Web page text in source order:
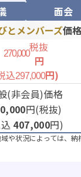
面会
とメンバーズ価格
270,000税抜
円
込297,000円)
(非会員)価格
円(税抜)
407,000円)
状況によっては、納